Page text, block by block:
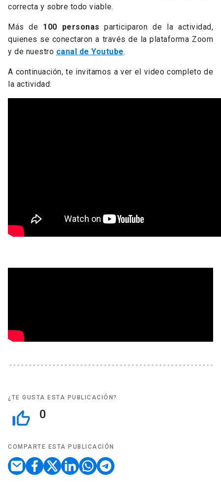
correcta y sobre todo viable.
Más de 100 personas participaron de la actividad,
quienes se conectaron a través de la plataforma Zoom
y de nuestro canal de Youtube.
A continuación, te invitamos a ver el video completo de
la actividad:
¿TE GUSTA ESTA PUBLICACIÓN?
thumb_up_off_alt 0
COMPARTE ESTA PUBLICACIÓN